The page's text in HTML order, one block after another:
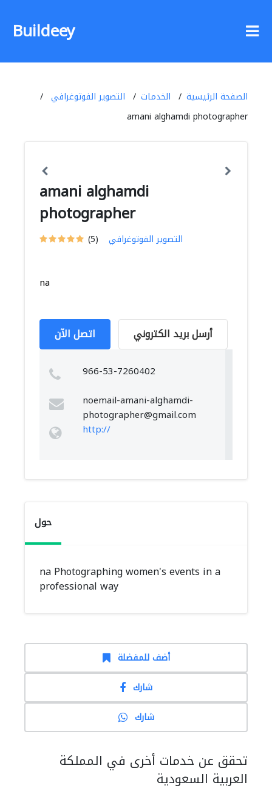
Buildeey
الصفحة الرئيسية الخدمات
التصوير الفوتوغرافي
amani alghamdi photographer
amani alghamdi
photographer
(5) التصوير الفوتوغرافي
na
اتصل الآن أرسل بريد الكتروني
966-53-7260402
noemail-amani-alghamdi-
photographer@gmail.com
http://
حول
na Photographing women's events in a
professional way
أضف للمفضلة
شارك
شارك
تحقق عن خدمات أخرى في المملكة
العربية السعودية